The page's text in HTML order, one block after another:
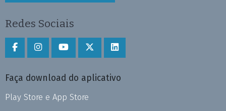
Redes Sociais
Faça download do aplicativo
Play Store e App Store